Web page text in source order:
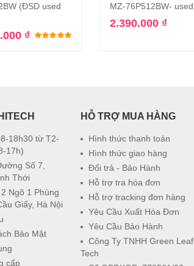
(ĐSD used
₫
MZ-76P512BW- used
2.390.000 ₫
18h30 từ T2-
17h)
Số 7,
Thới
Ngõ 1 Phùng
Giấy, Hà Nội
Bảo Mật
cấp
HỖ TRỢ MUA HÀNG
Hình thức thanh toán
Hình thức giao hàng
Đổi trả - Bảo Hành
Hỗ trợ tra hóa đơn
Hỗ trợ tracking đơn hàng
Yêu Cầu Xuất Hóa Đơn
Yêu Cầu Bảo Hành
Công Ty TNHH Green Leaf
Tech